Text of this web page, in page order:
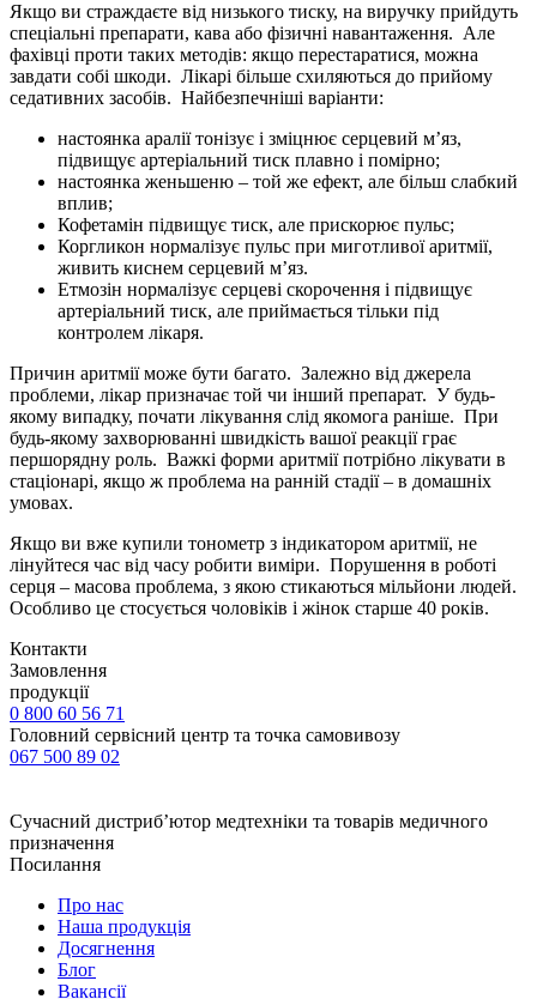
Якщо ви страждаєте від низького тиску, на виручку прийдуть
спеціальні препарати, кава або фізичні навантаження. Але
фахівці проти таких методів: якщо перестаратися, можна
завдати собі шкоди. Лікарі більше схиляються до прийому
седативних засобів. Найбезпечніші варіанти:
настоянка аралії тонізує і зміцнює серцевий м’яз,
підвищує артеріальний тиск плавно і помірно;
настоянка женьшеню – той же ефект, але більш слабкий
вплив;
Кофетамін підвищує тиск, але прискорює пульс;
Коргликон нормалізує пульс при миготливої ​​аритмії,
живить киснем серцевий м’яз.
Етмозін нормалізує серцеві скорочення і підвищує
артеріальний тиск, але приймається тільки під
контролем лікаря.
Причин аритмії може бути багато. Залежно від джерела
проблеми, лікар призначає той чи інший препарат. У будь-
якому випадку, почати лікування слід якомога раніше. При
будь-якому захворюванні швидкість вашої реакції грає
першорядну роль. Важкі форми аритмії потрібно лікувати в
стаціонарі, якщо ж проблема на ранній стадії – в домашніх
умовах.
Якщо ви вже купили тонометр з індикатором аритмії, не
лінуйтеся час від часу робити виміри. Порушення в роботі
серця – масова проблема, з якою стикаються мільйони людей.
Особливо це стосується чоловіків і жінок старше 40 років.
Контакти
Замовлення
продукції
0 800 60 56 71
Головний сервісний центр та точка самовивозу
067 500 89 02
Сучасний дистриб’ютор медтехніки та товарів медичного
призначення
Посилання
Про нас
Наша продукція
Досягнення
Блог
Вакансії